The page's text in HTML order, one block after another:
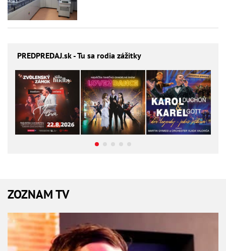
PREDPREDAJ.sk - Tu sa rodia zážitky
ZOZNAM TV